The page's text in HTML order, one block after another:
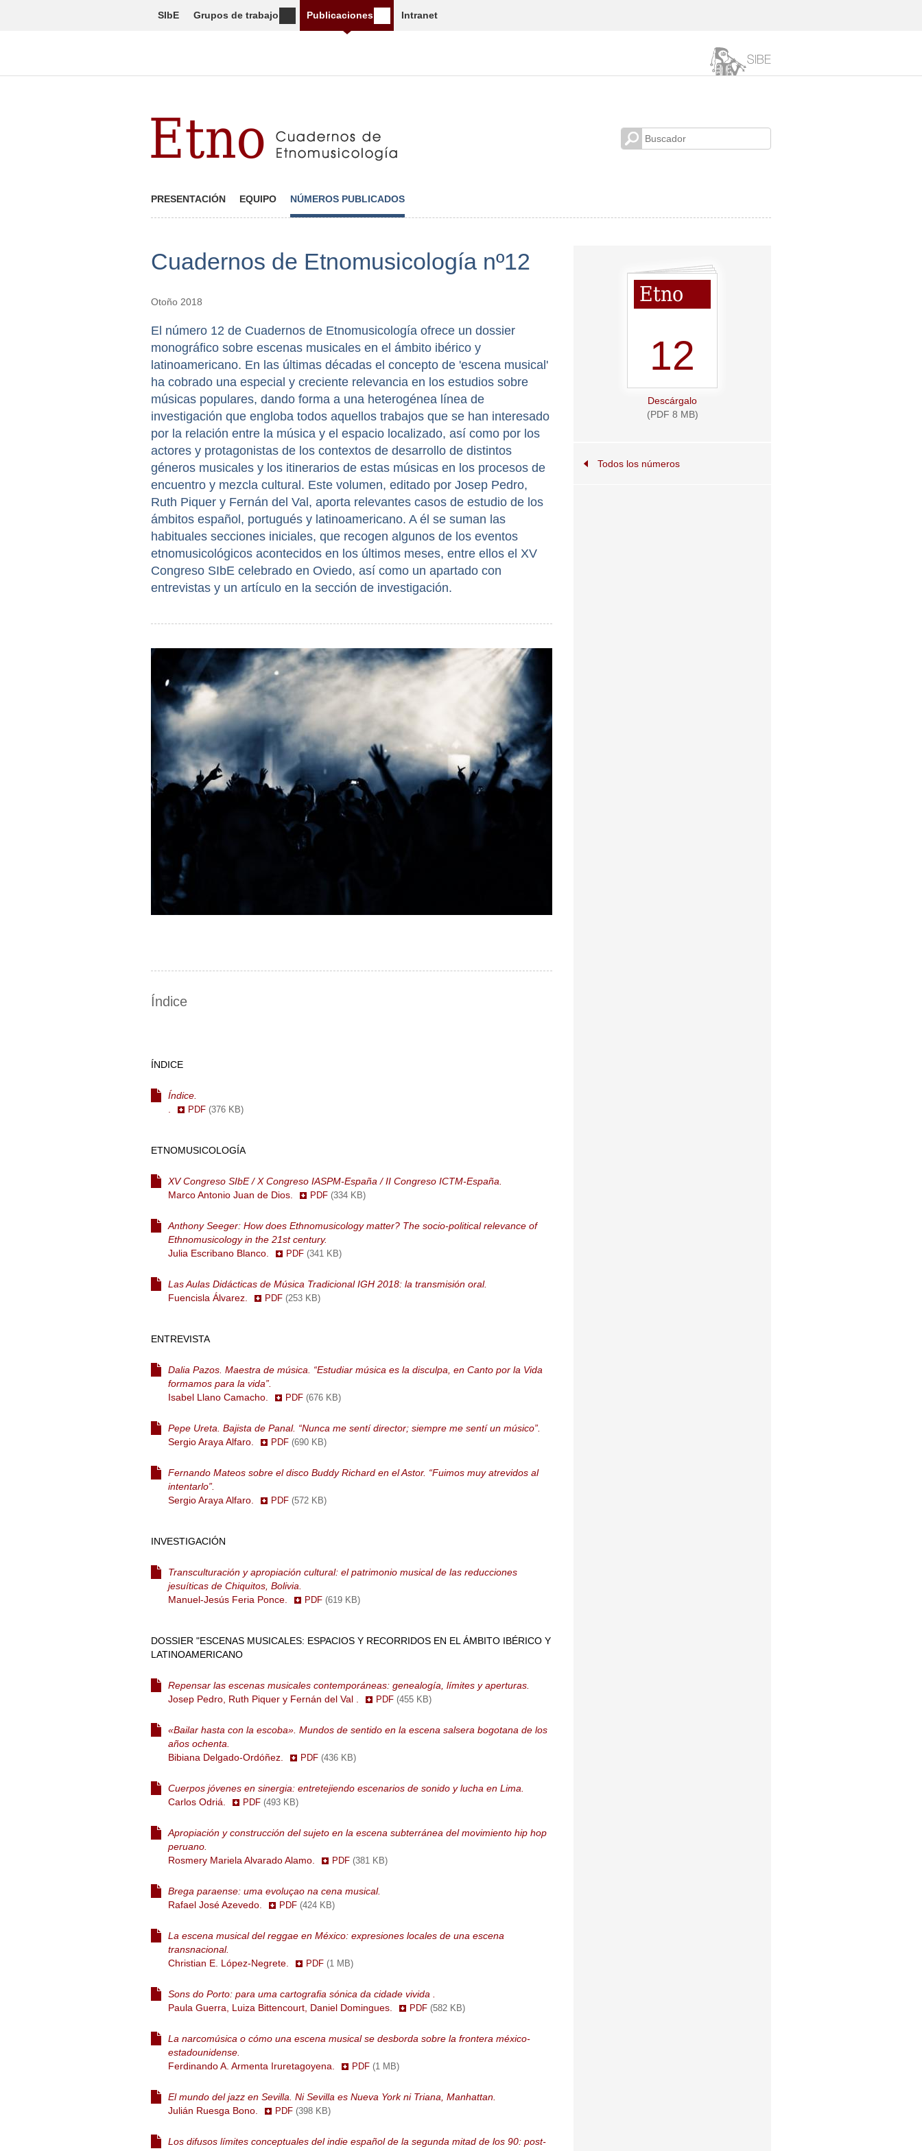
SIbE Grupos de trabajo Publicaciones Intranet
PRESENTACIÓN EQUIPO NÚMEROS PUBLICADOS
Cuadernos de Etnomusicología nº12
Otoño 2018
El número 12 de Cuadernos de Etnomusicología ofrece un dossier
monográfico sobre escenas musicales en el ámbito ibérico y
latinoamericano. En las últimas décadas el concepto de 'escena musical'
ha cobrado una especial y creciente relevancia en los estudios sobre
músicas populares, dando forma a una heterogénea línea de
investigación que engloba todos aquellos trabajos que se han interesado
por la relación entre la música y el espacio localizado, así como por los
actores y protagonistas de los contextos de desarrollo de distintos
géneros musicales y los itinerarios de estas músicas en los procesos de
encuentro y mezcla cultural. Este volumen, editado por Josep Pedro,
Ruth Piquer y Fernán del Val, aporta relevantes casos de estudio de los
ámbitos español, portugués y latinoamericano. A él se suman las
habituales secciones iniciales, que recogen algunos de los eventos
etnomusicológicos acontecidos en los últimos meses, entre ellos el XV
Congreso SIbE celebrado en Oviedo, así como un apartado con
entrevistas y un artículo en la sección de investigación.
Índice
ÍNDICE
Índice.
PDF(376 KB)
ETNOMUSICOLOGÍA
XV Congreso SIbE / X Congreso IASPM-España / II Congreso ICTM-España.
Marco Antonio Juan de Dios.
PDF(334 KB)
Anthony Seeger: How does Ethnomusicology matter? The socio-political relevance of
Ethnomusicology in the 21st century.
Julia Escribano Blanco.
PDF(341 KB)
Las Aulas Didácticas de Música Tradicional IGH 2018: la transmisión oral.
Fuencisla Álvarez.
PDF(253 KB)
ENTREVISTA
Dalia Pazos. Maestra de música. “Estudiar música es la disculpa, en Canto por la Vida
formamos para la vida”.
Isabel Llano Camacho.
PDF(676 KB)
Pepe Ureta. Bajista de Panal. “Nunca me sentí director; siempre me sentí un músico”.
Sergio Araya Alfaro.
PDF(690 KB)
Fernando Mateos sobre el disco Buddy Richard en el Astor. “Fuimos muy atrevidos al
intentarlo”.
Sergio Araya Alfaro.
PDF(572 KB)
INVESTIGACIÓN
Transculturación y apropiación cultural: el patrimonio musical de las reducciones
jesuíticas de Chiquitos, Bolivia.
Manuel-Jesús Feria Ponce.
PDF(619 KB)
DOSSIER "ESCENAS MUSICALES: ESPACIOS Y RECORRIDOS EN EL ÁMBITO IBÉRICO Y
LATINOAMERICANO
Repensar las escenas musicales contemporáneas: genealogía, límites y aperturas.
Josep Pedro, Ruth Piquer y Fernán del Val .
PDF(455 KB)
«Bailar hasta con la escoba». Mundos de sentido en la escena salsera bogotana de los
años ochenta.
Bibiana Delgado-Ordóñez.
PDF(436 KB)
Cuerpos jóvenes en sinergia: entretejiendo escenarios de sonido y lucha en Lima.
Carlos Odriá.
PDF(493 KB)
Apropiación y construcción del sujeto en la escena subterránea del movimiento hip hop
peruano.
Rosmery Mariela Alvarado Alamo.
PDF(381 KB)
Brega paraense: uma evoluçao na cena musical.
Rafael José Azevedo.
PDF(424 KB)
La escena musical del reggae en México: expresiones locales de una escena
transnacional.
Christian E. López-Negrete.
PDF(1 MB)
Sons do Porto: para uma cartografia sónica da cidade vivida .
Paula Guerra, Luiza Bittencourt, Daniel Domingues.
PDF(582 KB)
La narcomúsica o cómo una escena musical se desborda sobre la frontera méxico-
estadounidense.
Ferdinando A. Armenta Iruretagoyena.
PDF(1 MB)
El mundo del jazz en Sevilla. Ni Sevilla es Nueva York ni Triana, Manhattan.
Julián Ruesga Bono.
PDF(398 KB)
Los difusos límites conceptuales del indie español de la segunda mitad de los 90: post-
12
Descárgalo
(PDF 8 MB)
Todos los números